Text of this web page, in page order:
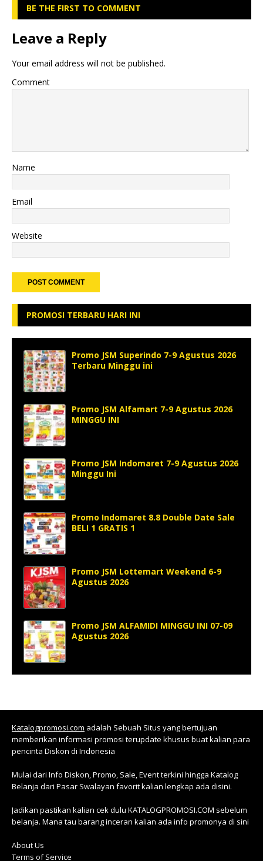
BE THE FIRST TO COMMENT
Leave a Reply
Your email address will not be published.
Comment
Name
Email
Website
PROMOSI TERBARU HARI INI
Promo JSM Superindo 7-9 Agustus 2026
Terbaru Minggu ini
Promo JSM Alfamart 7-9 Agustus 2026
MINGGU INI
Promo JSM Indomaret 7-9 Agustus 2026
Minggu Ini
Promo Indomaret 8.8 Double Date Sale
BELI 1 GRATIS 1
Promo JSM Lottemart Weekend 6-9
Agustus 2026
Promo JSM ALFAMIDI MINGGU INI 07-09
Agustus 2026
Katalogpromosi.com adalah Sebuah Situs yang bertujuan
memberikan informasi promosi terupdate khusus buat kalian para
pencinta Diskon di Indonesia
Mulai dari Info Diskon, Promo, Sale, Event terkini hingga Katalog
Belanja dari Pasar Swalayan favorit kalian lengkap ada disini.
Jadikan pastikan kalian cek dulu KATALOGPROMOSI.COM sebelum
belanja. Mana tau barang inceran kalian ada info promonya di sini
About Us
Terms of Service